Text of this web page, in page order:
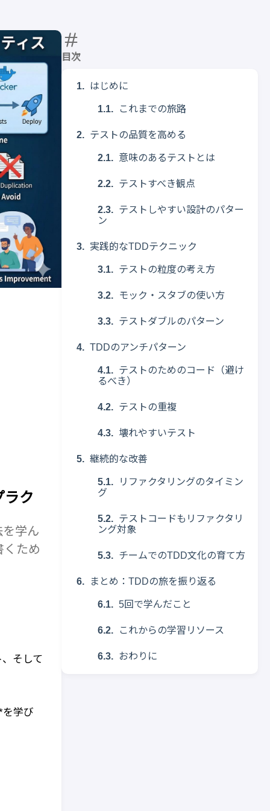
目次
はじめに
これまでの旅路
テストの品質を高める
意味のあるテストとは
テストすべき観点
テストしやすい設計のパター
ン
実践的なTDDテクニック
テストの粒度の考え方
モック・スタブの使い方
テストダブルのパターン
TDDのアンチパターン
テストのためのコード（避け
るべき）
テストの重複
壊れやすいテスト
継続的な改善
リファクタリングのタイミン
グ
テストコードもリファクタリ
ング対象
チームでのTDD文化の育て方
まとめ：TDDの旅を振り返る
5回で学んだこと
これからの学習リソース
おわりに
ラク
学ん
くため
そして
を学び